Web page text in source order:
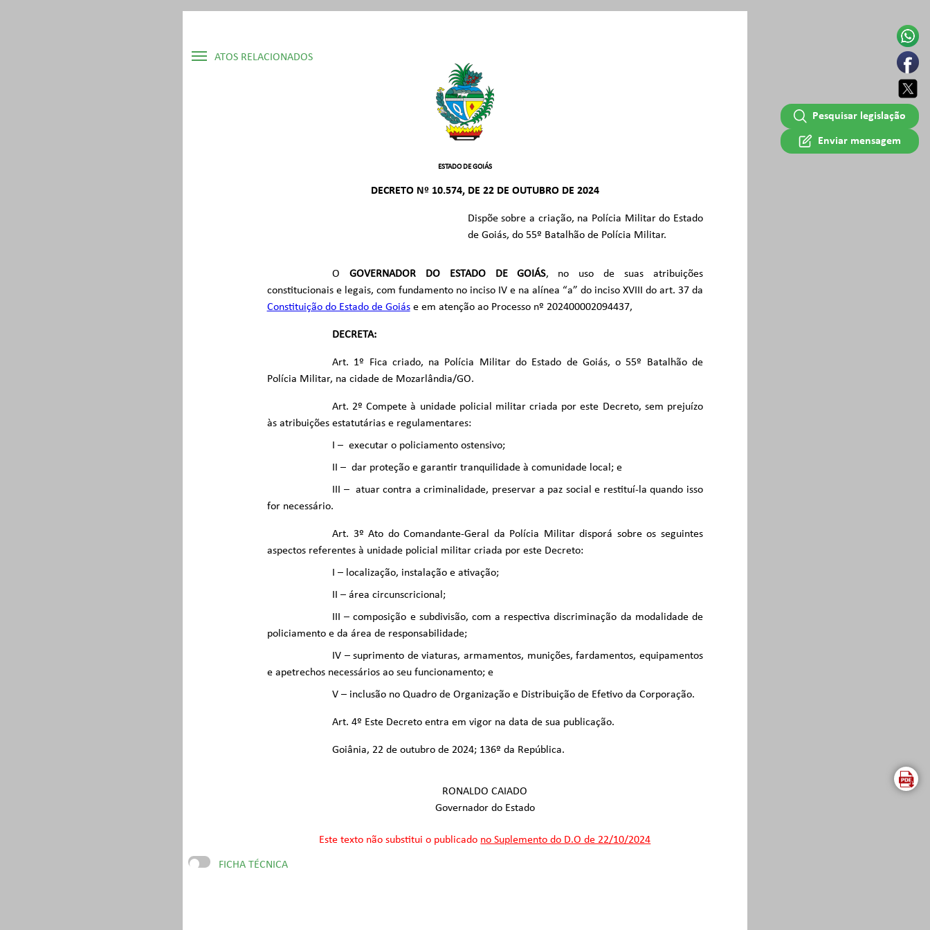
ATOS RELACIONADOS
ESTADO DE GOIÁS
DECRETO Nº 10.574, DE 22 DE OUTUBRO DE 2024
Dispõe sobre a criação, na Polícia Militar do Estado
de Goiás, do 55º Batalhão de Polícia Militar.
O GOVERNADOR DO ESTADO DE GOIÁS, no uso de suas atribuições
constitucionais e legais, com fundamento no inciso IV e na alínea “a” do inciso XVIII do art. 37 da
Constituição do Estado de Goiáse em atenção ao Processo nº 202400002094437,
DECRETA:
Art. 1º Fica criado, na Polícia Militar do Estado de Goiás, o 55º Batalhão de
Polícia Militar, na cidade de Mozarlândia/GO.
Art. 2º Compete à unidade policial militar criada por este Decreto, sem prejuízo
às atribuições estatutárias e regulamentares:
I – executar o policiamento ostensivo;
II – dar proteção e garantir tranquilidade à comunidade local; e
III – atuar contra a criminalidade, preservar a paz social e restituí-la quando isso
for necessário.
Art. 3º Ato do Comandante-Geral da Polícia Militar disporá sobre os seguintes
aspectos referentes à unidade policial militar criada por este Decreto:
I – localização, instalação e ativação;
II – área circunscricional;
III – composição e subdivisão, com a respectiva discriminação da modalidade de
policiamento e da área de responsabilidade;
IV – suprimento de viaturas, armamentos, munições, fardamentos, equipamentos
e apetrechos necessários ao seu funcionamento; e
V – inclusão no Quadro de Organização e Distribuição de Efetivo da Corporação.
Art. 4º Este Decreto entra em vigor na data de sua publicação.
Goiânia, 22 de outubro de 2024; 136º da República.
RONALDO CAIADO
Governador do Estado
Este texto não substitui o publicado no Suplemento do D.O de 22/10/2024
FICHA TÉCNICA
Pesquisar legislação
Enviar mensagem